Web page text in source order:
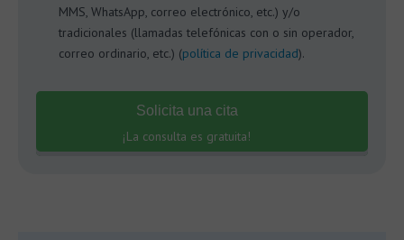
MMS, WhatsApp, correo electrónico, etc.) y/o
tradicionales (llamadas telefónicas con o sin operador,
correo ordinario, etc.) (política de privacidad).
Solicita una cita
¡La consulta es gratuita!